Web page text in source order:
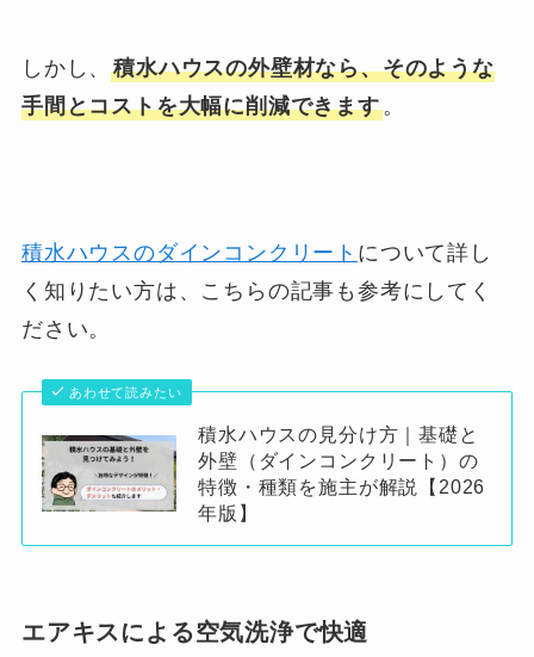
しかし、積水ハウスの外壁材なら、そのような
手間とコストを大幅に削減できます。
積水ハウスのダインコンクリート について詳し
く知りたい方は、こちらの記事も参考にしてく
ださい。
あわせて読みたい
積水ハウスの見分け方｜基礎と
外壁（ダインコンクリート）の
特徴・種類を施主が解説【2026
年版】
エアキスによる空気洗浄で快適